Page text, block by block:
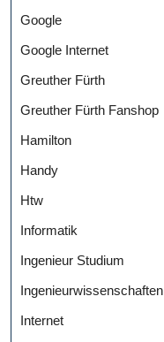
Google
Google Internet
Greuther Fürth
Greuther Fürth Fanshop
Hamilton
Handy
Htw
Informatik
Ingenieur Studium
Ingenieurwissenschaften
Internet